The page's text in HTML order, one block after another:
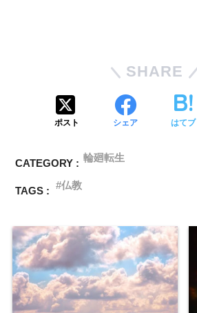
SHARE
ポスト シェア はてブ
CATEGORY : 輪廻転生
TAGS : 仏教